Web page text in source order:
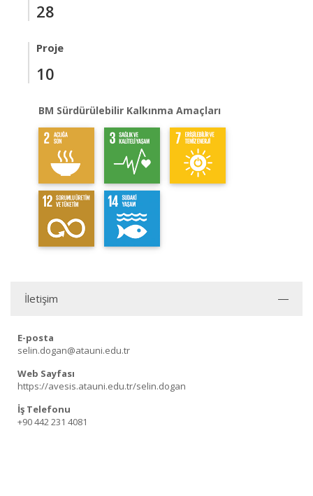
28
Proje
10
BM Sürdürülebilir Kalkınma Amaçları
İletişim
E-posta
selin.dogan@atauni.edu.tr
Web Sayfası
https://avesis.atauni.edu.tr/selin.dogan
İş Telefonu
+90 442 231 4081